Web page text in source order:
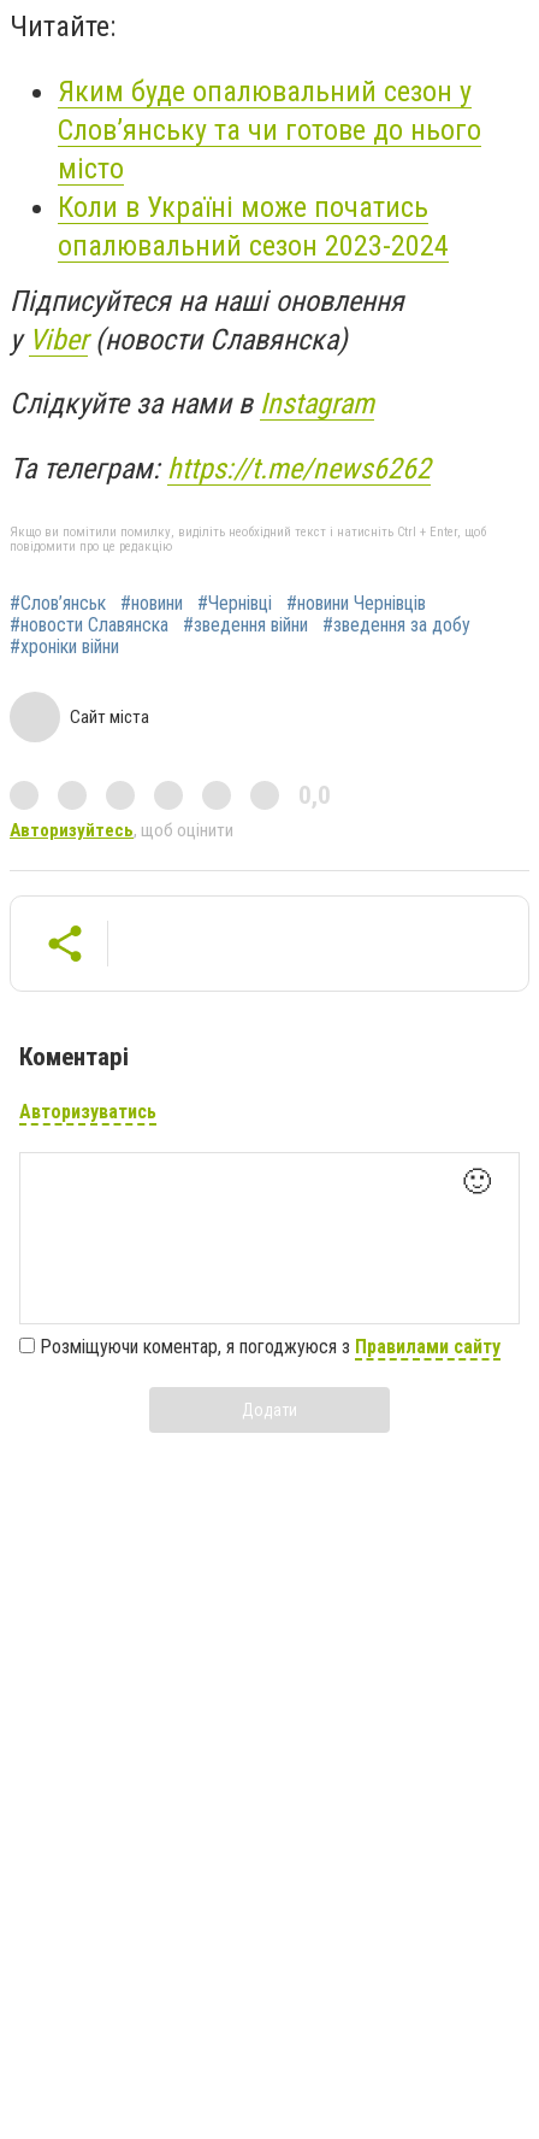
Читайте:
Яким буде опалювальний сезон у
Слов’янську та чи готове до нього
місто
Коли в Україні може початись
опалювальний сезон 2023-2024
Підписуйтеся на наші оновлення
у Viber(новости Славянска)
Слідкуйте за нами в Instagram
Та телеграм:https://t.me/news6262
Якщо ви помітили помилку, виділіть необхідний текст і натисніть Ctrl + Enter, щоб
повідомити про це редакцію
#Слов’янськ #новини #Чернівці
#новини Чернівців
#новости Славянска
#зведення війни
#зведення за добу
#хроніки війни
Сайт міста
0,0
Авторизуйтесь, щоб оцінити
Коментарі
Авторизуватись
🙂
Розміщуючи коментар, я погоджуюся з Правилами сайту
Додати